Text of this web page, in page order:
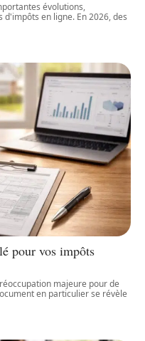
évolutions,
en ligne. En 2026, des
pour vos impôts
majeure pour de
en particulier se révèle